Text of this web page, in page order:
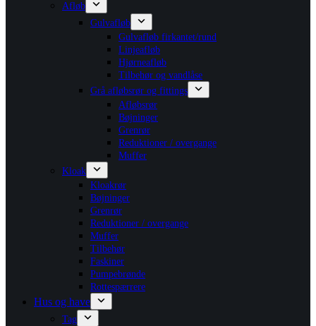
Afløb
Gulvafløb
Gulvafløb firkantet/rund
Linjeafløb
Hjørneafløb
Tilbehør og vandlåse
Grå afløbsrør og fittings
Afløbsrør
Bøjninger
Grenrør
Reduktioner / overgange
Muffer
Kloak
Kloakrør
Bøjninger
Grenrør
Reduktioner / overgange
Muffer
Tilbehør
Faskiner
Pumpebrønde
Rottespærrere
Hus og have
Tag